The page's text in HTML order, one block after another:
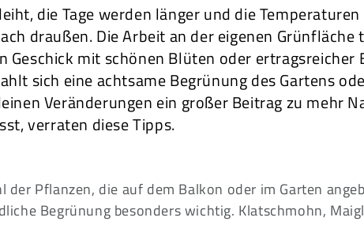
die Tage werden länger und die
draußen. Die Arbeit an der eigenen
Geschick mit schönen Blüten oder ertragsreicher
sich eine achtsame Begrünung des Gartens
Veränderungen ein großer Beitrag zu mehr
verraten diese Tipps.
der Pflanzen, die auf dem Balkon oder im Garten
Begrünung besonders wichtig. Klatschmohn,